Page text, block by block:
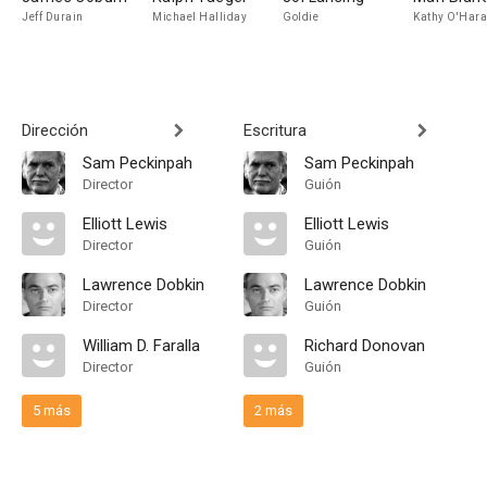
Jeff Durain Michael Halliday Goldie Kathy O'Hara
Dirección
Sam Peckinpah
Director
Elliott Lewis
Director
Lawrence Dobkin
Director
William D. Faralla
Director
5 más
Escritura
Sam Peckinpah
Guión
Elliott Lewis
Guión
Lawrence Dobkin
Guión
Richard Donovan
Guión
2 más